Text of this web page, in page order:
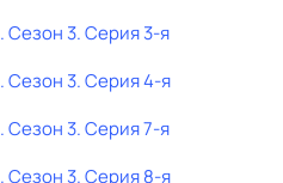
. Сезон 3. Серия 3-я
. Сезон 3. Серия 4-я
. Сезон 3. Серия 7-я
. Сезон 3. Серия 8-я